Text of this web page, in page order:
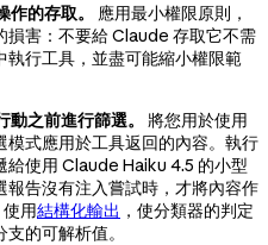
的存取。
應用最小權限原則，
損害：不要給 Claude 存取它不需
行工具，並盡可能縮小權限範
之前進行篩選。
將您用於使用
式應用於工具返回的內容。執行
給使用 Claude Haiku 4.5 的小型
告沒有注入嘗試時，才將內容作
用結構化輸出 ，使分類器的判定
的可解析值。